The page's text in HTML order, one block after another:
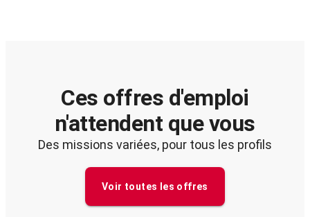
Ces offres d'emploi
n'attendent que vous
Des missions variées, pour tous les profils
Voir toutes les offres